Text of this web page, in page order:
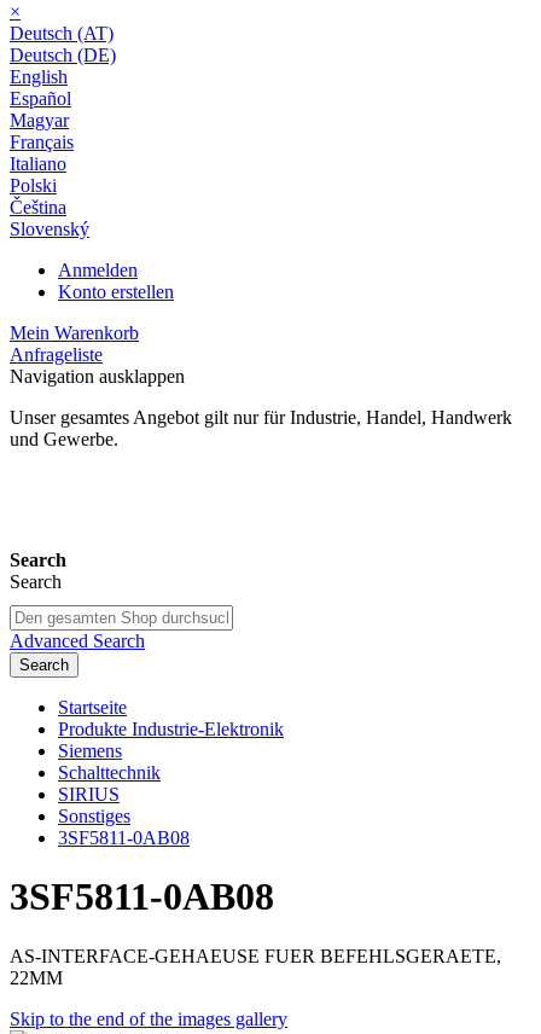
×
Deutsch (AT)
Deutsch (DE)
English
Español
Magyar
Français
Italiano
Polski
Čeština
Slovenský
Anmelden
Konto erstellen
Mein Warenkorb
Anfrageliste
Navigation ausklappen
Unser gesamtes Angebot gilt nur für Industrie, Handel, Handwerk
und Gewerbe.
Search
Search
Advanced Search
Search
Startseite
Produkte Industrie-Elektronik
Siemens
Schalttechnik
SIRIUS
Sonstiges
3SF5811-0AB08
3SF5811-0AB08
AS-INTERFACE-GEHAEUSE FUER BEFEHLSGERAETE,
22MM
Skip to the end of the images gallery